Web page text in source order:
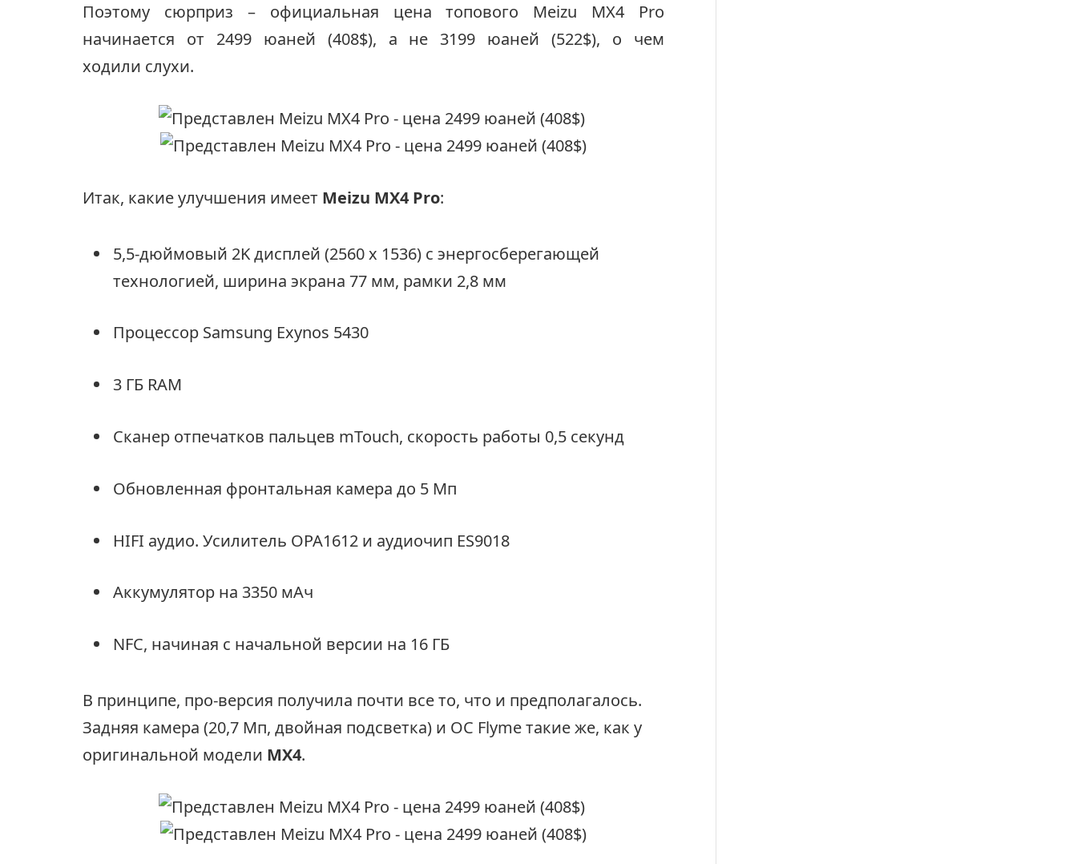
Поэтому сюрприз – официальная цена топового Meizu MX4 Pro
начинается от 2499 юаней (408$), а не 3199 юаней (522$), о чем
ходили слухи.
Итак, какие улучшения имеет Meizu MX4 Pro:
5,5-дюймовый 2K дисплей (2560 х 1536) с энергосберегающей
технологией, ширина экрана 77 мм, рамки 2,8 мм
Процессор Samsung Exynos 5430
3 ГБ RAM
Сканер отпечатков пальцев mTouch, скорость работы 0,5 секунд
Обновленная фронтальная камера до 5 Мп
HIFI аудио. Усилитель OPA1612 и аудиочип ES9018
Аккумулятор на 3350 мАч
NFC, начиная с начальной версии на 16 ГБ
В принципе, про-версия получила почти все то, что и предполагалось.
Задняя камера (20,7 Мп, двойная подсветка) и ОС Flyme такие же, как у
оригинальной модели MX4.